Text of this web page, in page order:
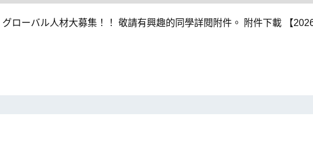
ローバル人材大募集！！ 敬請有興趣的同學詳閱附件。 附件下載 【